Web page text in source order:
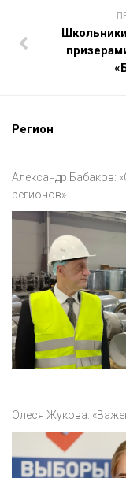
Регион
Александр Бабаков:
регионов».
Олеся Жукова: